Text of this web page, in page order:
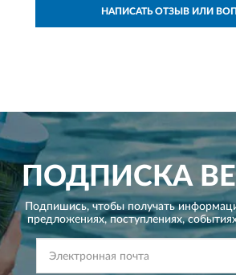
НАПИСАТЬ ОТЗЫВ ИЛИ
ПОДПИСКА
Подпишись, чтобы получать
предложениях,поступлениях,